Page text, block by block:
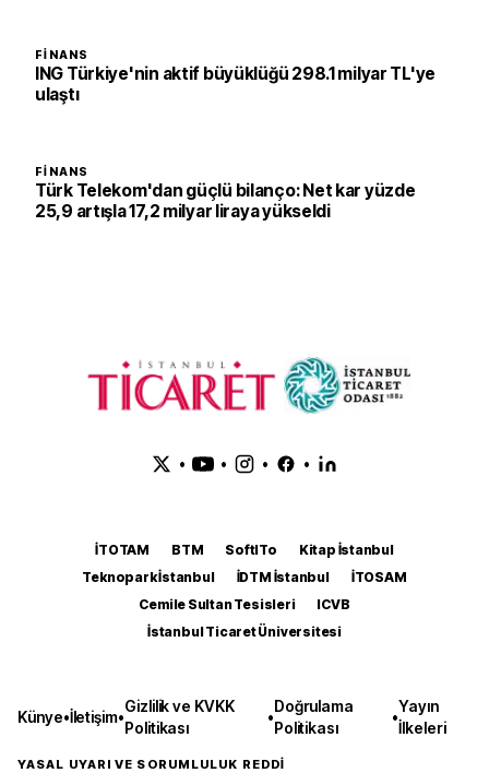
FINANS
ING Türkiye'nin aktif büyüklüğü 298.1 milyar TL'ye
ulaştı
FINANS
Türk Telekom'dan güçlü bilanço: Net kar yüzde
25,9 artışla 17,2 milyar liraya yükseldi
• • • •
İTOTAM BTM SoftITo
Kitap İstanbul
Teknopark İstanbul
İDTM İstanbul
İTOSAM
Cemile Sultan Tesisleri
ICVB
İstanbul Ticaret Üniversitesi
Künye•İletişim•
Gizlilik ve KVKK
Politikası
•
Doğrulama
Politikası
•
Yayın
İlkeleri
YASAL UYARI VE SORUMLULUK REDDİ